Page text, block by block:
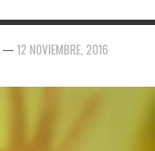
— 12 NOVIEMBRE, 2016